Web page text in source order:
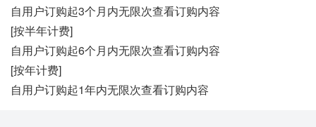
自用户订购起3个月内无限次查看订购内容
[按半年计费]
自用户订购起6个月内无限次查看订购内容
[按年计费]
自用户订购起1年内无限次查看订购内容